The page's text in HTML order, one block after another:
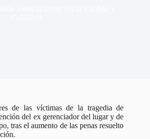
de las víctimas de la tragedia de
del ex gerenciador del lugar y de
tras el aumento de las penas resuelto